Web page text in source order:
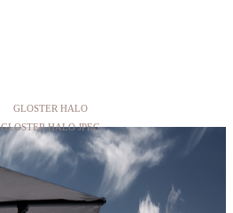
GLOSTER HALO
GLOSTER HALO JPEG